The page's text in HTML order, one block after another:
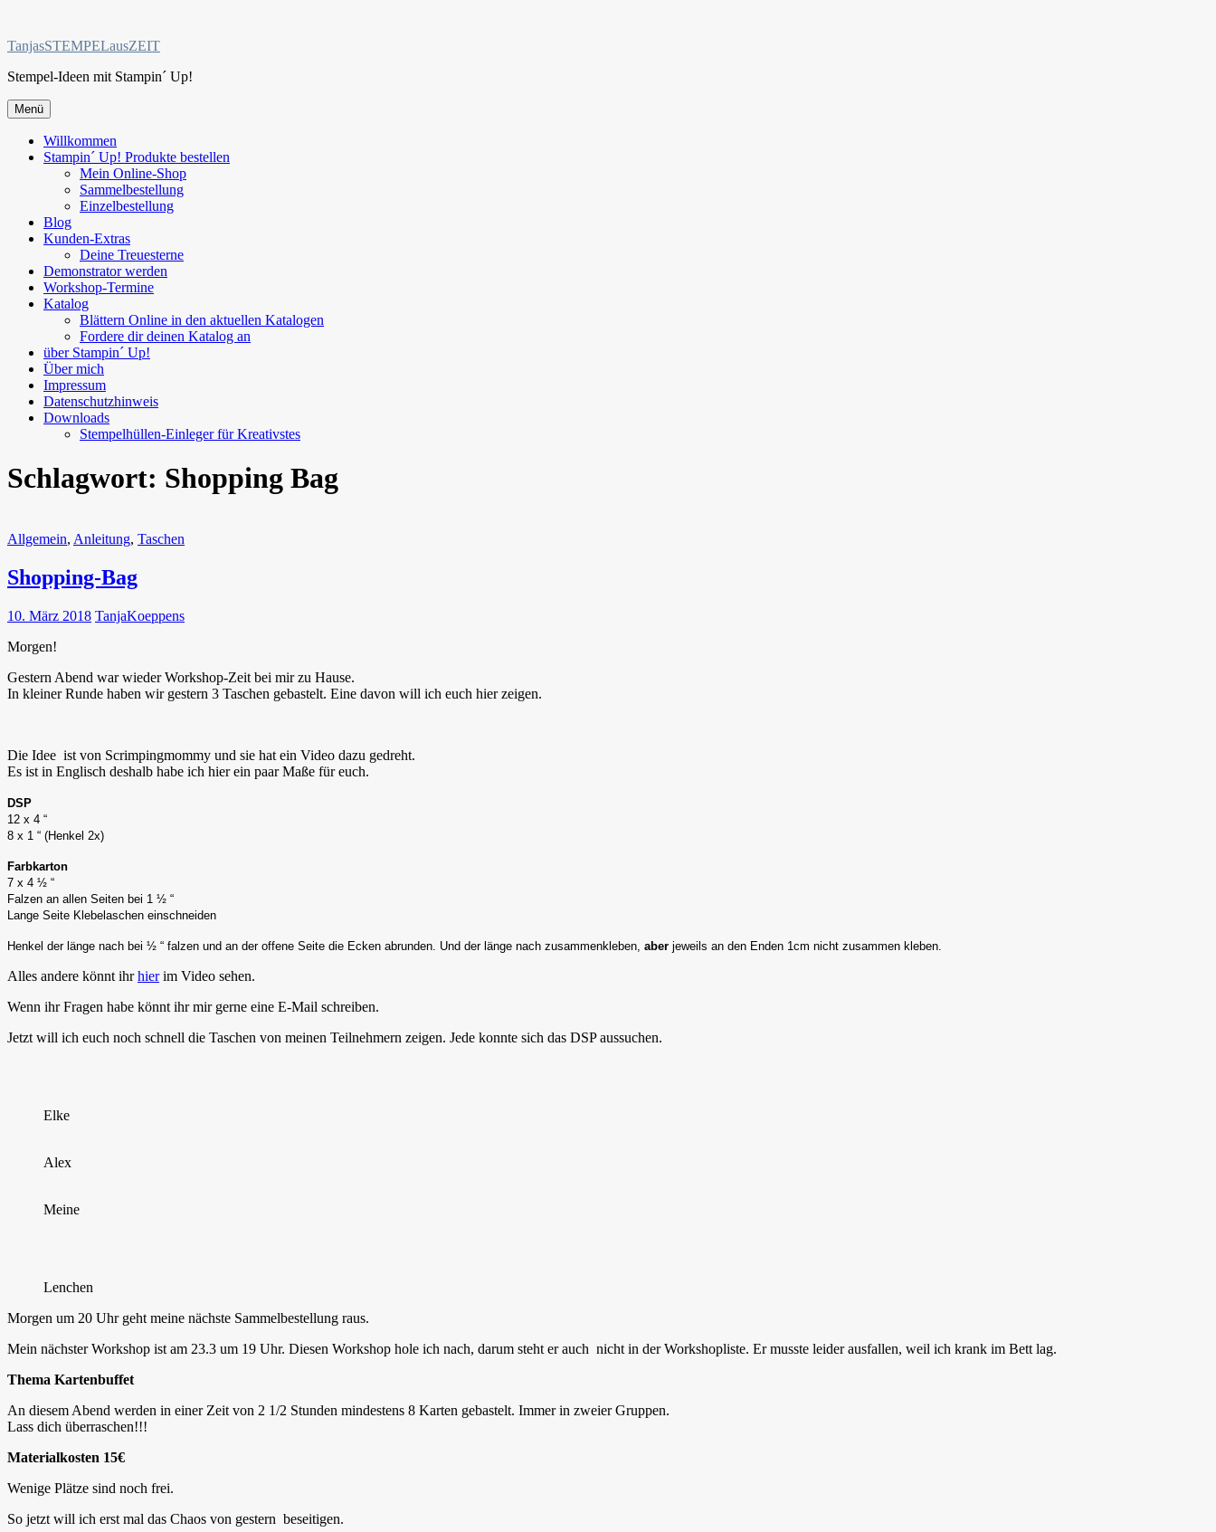
springen
TanjasSTEMPELausZEIT
Stempel-Ideen mit Stampin´ Up!
Menü
Willkommen
Stampin´ Up! Produkte bestellen
Mein Online-Shop
Sammelbestellung
Einzelbestellung
Blog
Kunden-Extras
Deine Treuesterne
Demonstrator werden
Workshop-Termine
Katalog
Blättern Online in den aktuellen Katalogen
Fordere dir deinen Katalog an
über Stampin´ Up!
Über mich
Impressum
Datenschutzhinweis
Downloads
Stempelhüllen-Einleger für Kreativstes
Schlagwort: Shopping Bag
Allgemein, Anleitung, Taschen
Shopping-Bag
10. März 2018 TanjaKoeppens
Morgen!
Gestern Abend war wieder Workshop-Zeit bei mir zu Hause.
In kleiner Runde haben wir gestern 3 Taschen gebastelt. Eine davon will ich euch hier zeigen.
Die Idee ist von Scrimpingmommy und sie hat ein Video dazu gedreht.
Es ist in Englisch deshalb habe ich hier ein paar Maße für euch.
DSP
12 x 4 “
8 x 1 “ (Henkel 2x)
Farbkarton
7 x 4 ½ “
Falzen an allen Seiten bei 1 ½ “
Lange Seite Klebelaschen einschneiden
Henkel der länge nach bei ½ “ falzen und an der offene Seite die Ecken abrunden. Und der länge nach zusammenkleben, aber jeweils an den Enden 1cm nicht zusammen kleben.
Alles andere könnt ihrhierim Video sehen.
Wenn ihr Fragen habe könnt ihr mir gerne eine E-Mail schreiben.
Jetzt will ich euch noch schnell die Taschen von meinen Teilnehmern zeigen. Jede konnte sich das DSP aussuchen.
Elke
Alex
Meine
Lenchen
Morgen um 20 Uhr geht meine nächste Sammelbestellung raus.
Mein nächster Workshop ist am 23.3 um 19 Uhr. Diesen Workshop hole ich nach, darum steht er auch nicht in der Workshopliste. Er musste leider ausfallen, weil ich krank im Bett lag.
Thema Kartenbuffet
An diesem Abend werden in einer Zeit von 2 1/2 Stunden mindestens 8 Karten gebastelt. Immer in zweier Gruppen.
Lass dich überraschen!!!
Materialkosten 15€
Wenige Plätze sind noch frei.
So jetzt will ich erst mal das Chaos von gestern beseitigen.